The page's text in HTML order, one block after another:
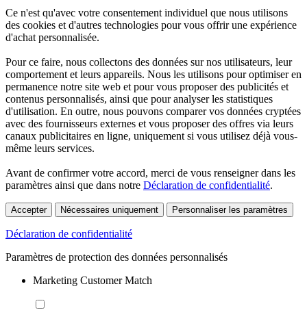
Ce n'est qu'avec votre consentement individuel que nous utilisons
des cookies et d'autres technologies pour vous offrir une expérience
d'achat personnalisée.
Pour ce faire, nous collectons des données sur nos utilisateurs, leur
comportement et leurs appareils. Nous les utilisons pour optimiser en
permanence notre site web et pour vous proposer des publicités et
contenus personnalisés, ainsi que pour analyser les statistiques
d'utilisation. En outre, nous pouvons comparer vos données cryptées
avec des fournisseurs externes et vous proposer des offres via leurs
canaux publicitaires en ligne, uniquement si vous utilisez déjà vous-
même leurs services.
Avant de confirmer votre accord, merci de vous renseigner dans les
paramètres ainsi que dans notre Déclaration de confidentialité.
Accepter Nécessaires uniquement Personnaliser les paramètres
Déclaration de confidentialité
Paramètres de protection des données personnalisés
Marketing Customer Match